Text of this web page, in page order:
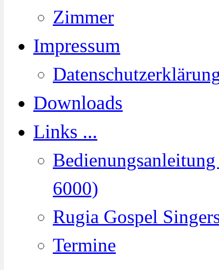
Zimmer
Impressum
Downloads
Links ...
6000)
Rugia Gospel
Termine